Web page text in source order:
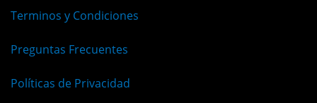
Terminos y Condiciones
Preguntas Frecuentes
Políticas de Privacidad